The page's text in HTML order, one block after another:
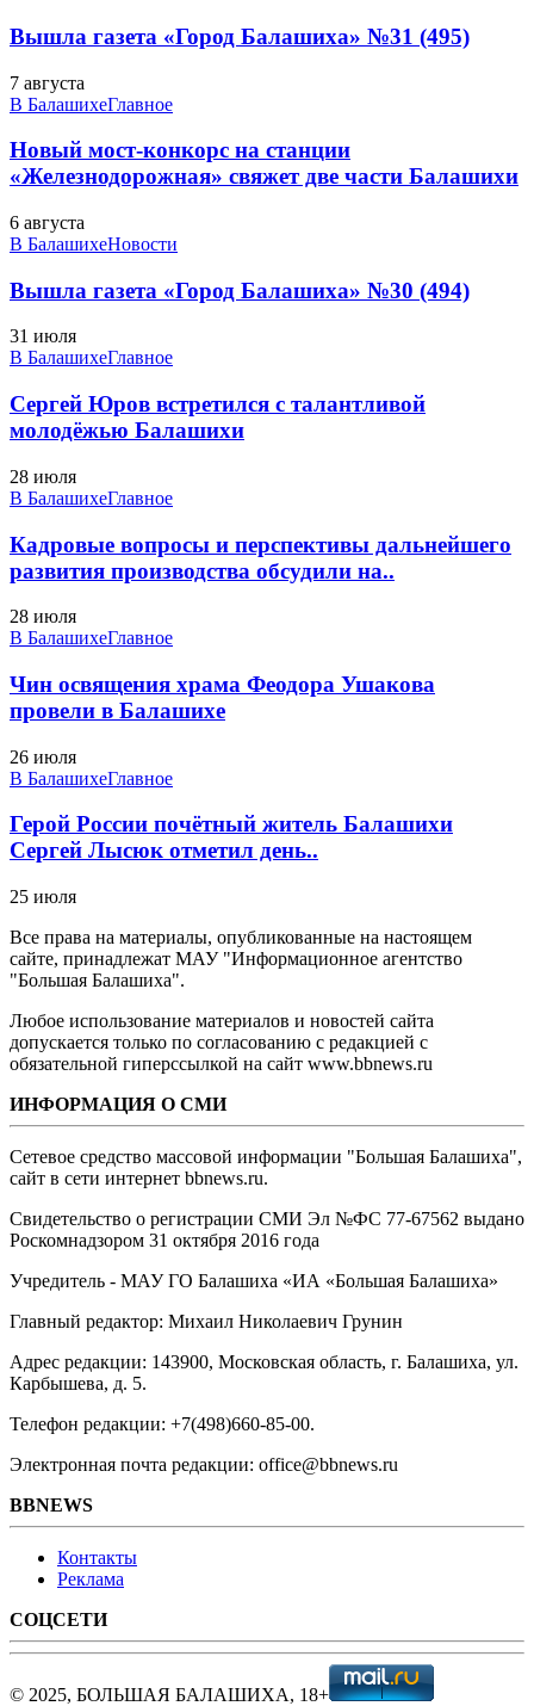
Вышла газета «Город Балашиха» №31 (495)
7 августа
В БалашихеГлавное
Новый мост-конкорс на станции
«Железнодорожная» свяжет две части Балашихи
6 августа
В БалашихеНовости
Вышла газета «Город Балашиха» №30 (494)
31 июля
В БалашихеГлавное
Сергей Юров встретился с талантливой
молодёжью Балашихи
28 июля
В БалашихеГлавное
Кадровые вопросы и перспективы дальнейшего
развития производства обсудили на..
28 июля
В БалашихеГлавное
Чин освящения храма Феодора Ушакова
провели в Балашихе
26 июля
В БалашихеГлавное
Герой России почётный житель Балашихи
Сергей Лысюк отметил день..
25 июля
Все права на материалы, опубликованные на настоящем
сайте, принадлежат МАУ "Информационное агентство
"Большая Балашиха".
Любое использование материалов и новостей сайта
допускается только по согласованию с редакцией с
обязательной гиперссылкой на сайт www.bbnews.ru
ИНФОРМАЦИЯ О СМИ
Сетевое средство массовой информации "Большая Балашиха",
сайт в сети интернет bbnews.ru.
Свидетельство о регистрации СМИ Эл №ФС ‎77-67562 выдано
Роскомнадзором 31 октября 2016 года
Учредитель - МАУ ГО Балашиха «ИА «Большая Балашиха»
Главный редактор: Михаил Николаевич Грунин
Адрес редакции: 143900, Московская область, г. Балашиха, ул.
Карбышева, д. 5.
Телефон редакции: +7(498)660-85-00.
Электронная почта редакции: office@bbnews.ru
BBNEWS
Контакты
Реклама
СОЦСЕТИ
© 2025, БОЛЬШАЯ БАЛАШИХА, 18+